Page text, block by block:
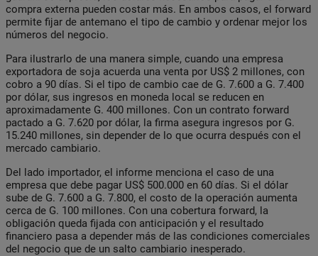
compra externa pueden costar más. En ambos casos, el forward
permite fijar de antemano el tipo de cambio y ordenar mejor los
números del negocio.
Para ilustrarlo de una manera simple, cuando una empresa
exportadora de soja acuerda una venta por US$ 2 millones, con
cobro a 90 días. Si el tipo de cambio cae de G. 7.600 a G. 7.400
por dólar, sus ingresos en moneda local se reducen en
aproximadamente G. 400 millones. Con un contrato forward
pactado a G. 7.620 por dólar, la firma asegura ingresos por G.
15.240 millones, sin depender de lo que ocurra después con el
mercado cambiario.
Del lado importador, el informe menciona el caso de una
empresa que debe pagar US$ 500.000 en 60 días. Si el dólar
sube de G. 7.600 a G. 7.800, el costo de la operación aumenta
cerca de G. 100 millones. Con una cobertura forward, la
obligación queda fijada con anticipación y el resultado
financiero pasa a depender más de las condiciones comerciales
del negocio que de un salto cambiario inesperado.